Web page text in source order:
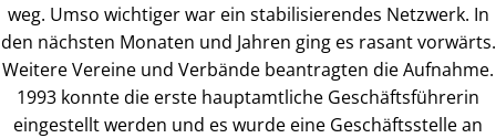
weg. Umso wichtiger war ein stabilisierendes Netzwerk. In
den nächsten Monaten und Jahren ging es rasant vorwärts.
Weitere Vereine und Verbände beantragten die Aufnahme.
1993 konnte die erste hauptamtliche Geschäftsführerin
eingestellt werden und es wurde eine Geschäftsstelle an